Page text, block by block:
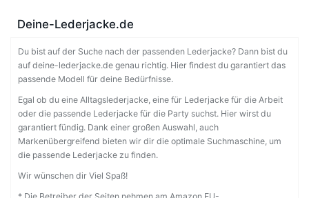
Deine-Lederjacke.de
Du bist auf der Suche nach der passenden Lederjacke? Dann bist du
auf deine-lederjacke.de genau richtig. Hier findest du garantiert das
passende Modell für deine Bedürfnisse.
Egal ob du eine Alltagslederjacke, eine für Lederjacke für die Arbeit
oder die passende Lederjacke für die Party suchst. Hier wirst du
garantiert fündig. Dank einer großen Auswahl, auch
Markenübergreifend bieten wir dir die optimale Suchmaschine, um
die passende Lederjacke zu finden.
Wir wünschen dir Viel Spaß!